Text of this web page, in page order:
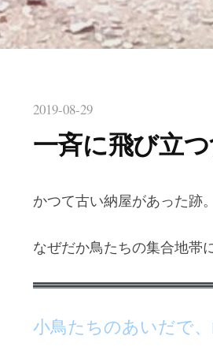
2019-08-29
一斉に飛び立
かつて古い納屋があった跡。
なぜだか鳥たちの集合地帯
小鳥たちのあいだで